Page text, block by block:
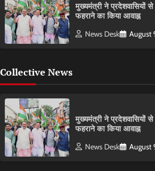
मुख्यमंत्री ने प्रदेशवासियों
फहराने का किया आवाह्न
News Desk August
Collective News
मुख्यमंत्री ने प्रदेशवासियों
फहराने का किया आवाह्न
News Desk August